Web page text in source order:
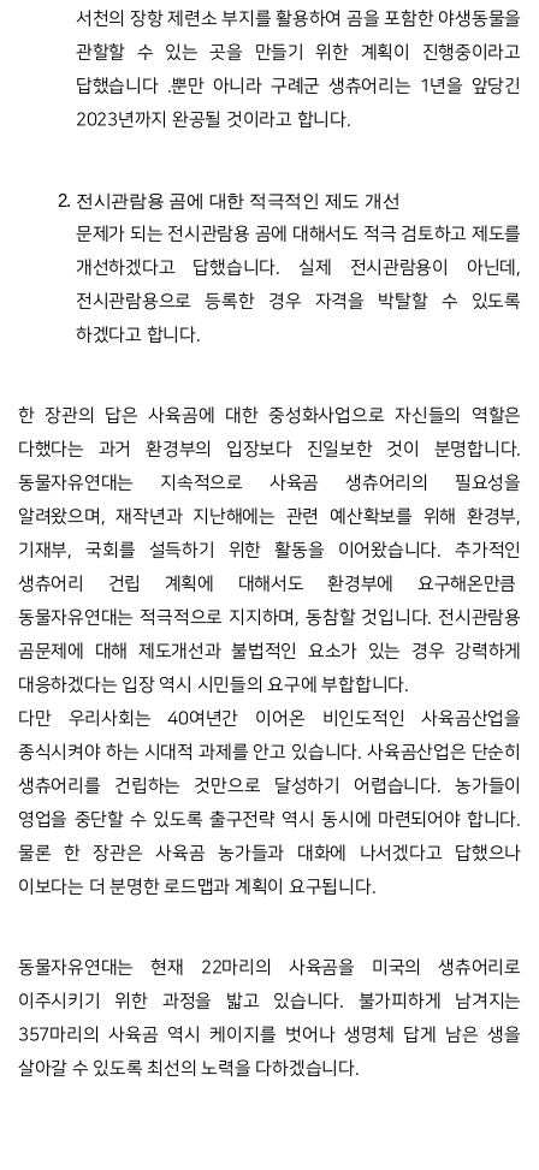
서천의 장항 제련소 부지를 활용하여 곰을 포함한 야생동물을
관할할 수 있는 곳을 만들기 위한 계획이 진행중이라고
답했습니다 .뿐만 아니라 구례군 생츄어리는 1년을 앞당긴
2023년까지 완공될 것이라고 합니다.
전시관람용 곰에 대한 적극적인 제도 개선
문제가 되는 전시관람용 곰에 대해서도 적극 검토하고 제도를
개선하겠다고 답했습니다. 실제 전시관람용이 아닌데,
전시관람용으로 등록한 경우 자격을 박탈할 수 있도록
하겠다고 합니다.
한 장관의 답은 사육곰에 대한 중성화사업으로 자신들의 역할은
다했다는 과거 환경부의 입장보다 진일보한 것이 분명합니다.
동물자유연대는 지속적으로 사육곰 생츄어리의 필요성을
알려왔으며, 재작년과 지난해에는 관련 예산확보를 위해 환경부,
기재부, 국회를 설득하기 위한 활동을 이어왔습니다. 추가적인
생츄어리 건립 계획에 대해서도 환경부에 요구해온만큼
동물자유연대는 적극적으로 지지하며, 동참할 것입니다. 전시관람용
곰문제에 대해 제도개선과 불법적인 요소가 있는 경우 강력하게
대응하겠다는 입장 역시 시민들의 요구에 부합합니다.
다만 우리사회는 40여년간 이어온 비인도적인 사육곰산업을
종식시켜야 하는 시대적 과제를 안고 있습니다. 사육곰산업은 단순히
생츄어리를 건립하는 것만으로 달성하기 어렵습니다. 농가들이
영업을 중단할 수 있도록 출구전략 역시 동시에 마련되어야 합니다.
물론 한 장관은 사육곰 농가들과 대화에 나서겠다고 답했으나
이보다는 더 분명한 로드맵과 계획이 요구됩니다.
동물자유연대는 현재 22마리의 사육곰을 미국의 생츄어리로
이주시키기 위한 과정을 밟고 있습니다. 불가피하게 남겨지는
357마리의 사육곰 역시 케이지를 벗어나 생명체 답게 남은 생을
살아갈 수 있도록 최선의 노력을 다하겠습니다.